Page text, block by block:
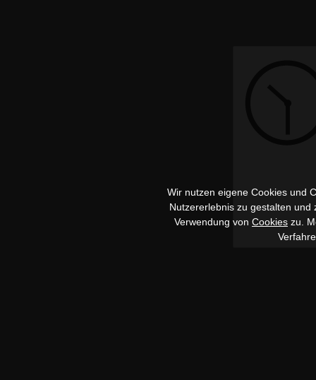
Wir nutzen eigene Cookies und
Nutzererlebnis zu gestalten
Verwendung von Cookies zu.